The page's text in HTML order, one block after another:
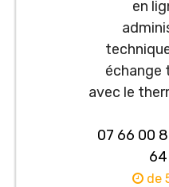
en
échange
avec le
07 66 00
de